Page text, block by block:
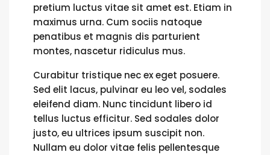
pretium luctus vitae sit amet est. Etiam in
maximus urna. Cum sociis natoque
penatibus et magnis dis parturient
montes, nascetur ridiculus mus.
Curabitur tristique nec ex eget posuere.
Sed elit lacus, pulvinar eu leo vel, sodales
eleifend diam. Nunc tincidunt libero id
tellus luctus efficitur. Sed sodales dolor
justo, eu ultrices ipsum suscipit non.
Nullam eu dolor vitae felis pellentesque